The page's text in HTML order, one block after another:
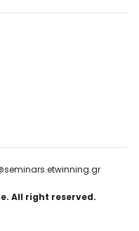
All right reserved.